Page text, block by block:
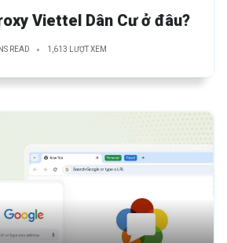
Viettel Dân Cư ở đâu?
READ 1,613 LƯỢT XEM